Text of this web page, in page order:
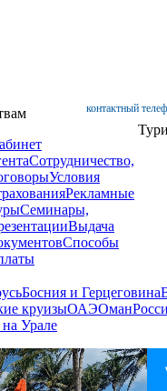
контактный
Сотрудничество,
Условия
Рекламные
Семинары,
Выдача
Способы
Босния и Герцеговина
круизыОАЭОман
Урале